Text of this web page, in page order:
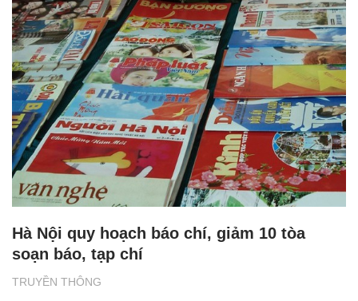
TRUYỀN THÔNG
Hà Nội quy hoạch báo chí, giảm 10 tòa
soạn báo, tạp chí